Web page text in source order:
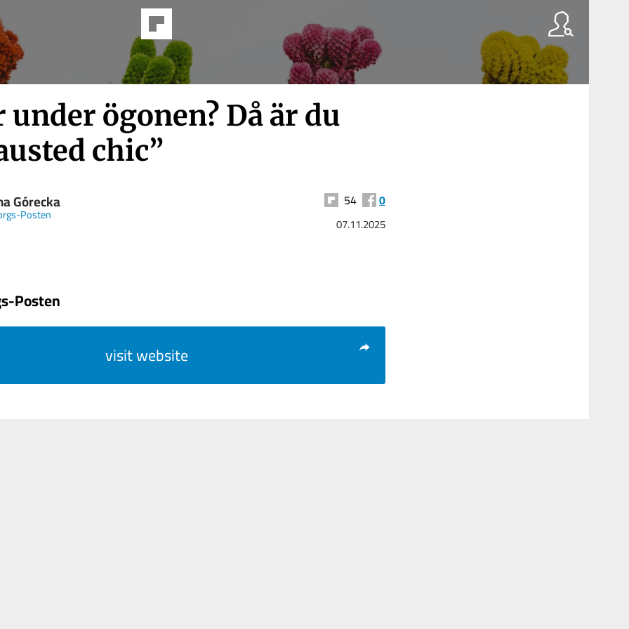
under ögonen? Då är du
chic”
Górecka
Posten
54 0
07.11.2025
Posten
visit website